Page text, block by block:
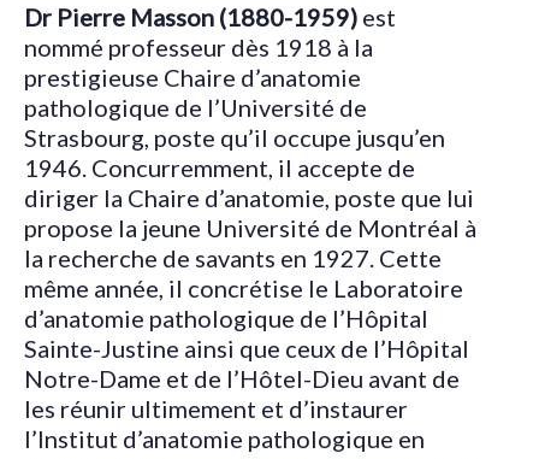
Dr Pierre Masson (1880-1959) est
nommé professeur dès 1918 à la
prestigieuse Chaire d’anatomie
pathologique de l’Université de
Strasbourg, poste qu’il occupe jusqu’en
1946. Concurremment, il accepte de
diriger la Chaire d’anatomie, poste que lui
propose la jeune Université de Montréal à
la recherche de savants en 1927. Cette
même année, il concrétise le Laboratoire
d’anatomie pathologique de l’Hôpital
Sainte-Justine ainsi que ceux de l’Hôpital
Notre-Dame et de l’Hôtel-Dieu avant de
les réunir ultimement et d’instaurer
l’Institut d’anatomie pathologique en